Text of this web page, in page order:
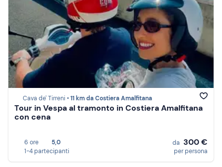
Cava de' Tirreni •11 km da Costiera Amalfitana
Tour in Vespa al tramonto in Costiera Amalfitana
con cena
6 ore
5,0
1-4 partecipanti
da 300 €
per persona